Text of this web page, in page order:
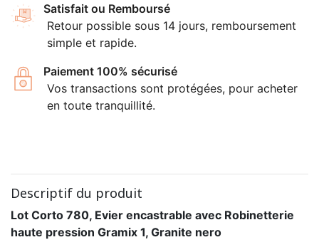
Satisfait ou Remboursé
Retour possible sous 14 jours, remboursement
simple et rapide.
Paiement 100% sécurisé
Vos transactions sont protégées, pour acheter
en toute tranquillité.
Descriptif du produit
Lot Corto 780, Evier encastrable avec Robinetterie
haute pression Gramix 1, Granite nero